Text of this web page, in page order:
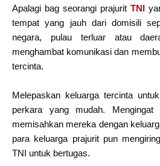
Apalagi bag seorangi prajurit TNI
tempat yang jauh dari domisili
negara, pulau terluar atau
menghambat komunikasi dan
tercinta.
Melepaskan keluarga tercinta
perkara yang mudah.
memisahkan mereka dengan
para keluarga prajurit pun
TNI untuk bertugas.